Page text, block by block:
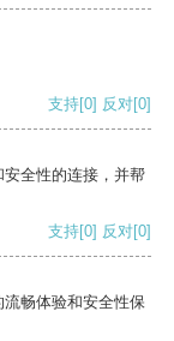
支持[0] 反对[0]
全性的连接，并帮
支持[0] 反对[0]
畅体验和安全性保